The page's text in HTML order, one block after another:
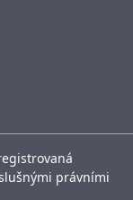
právními